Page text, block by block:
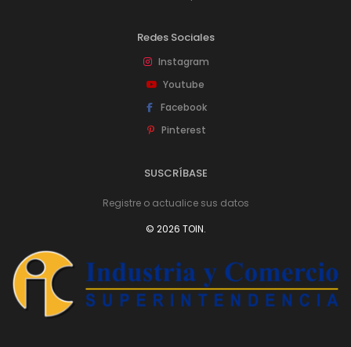
Redes Sociales
Instagram
Youtube
Facebook
Pinterest
SUSCRÍBASE
Registre o actualice sus datos
© 2026 TOIN.